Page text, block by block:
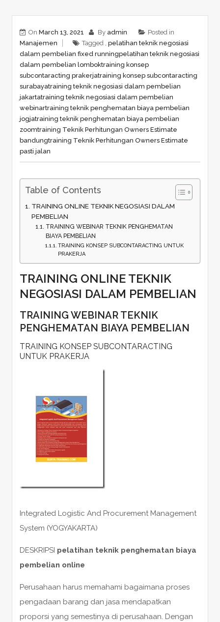
On March 13, 2021 By admin
Posted in
Manajemen
Tagged , pelatihan teknik negosiasi
dalam pembelian fixed runningpelatihan teknik negosiasi
dalam pembelian lomboktraining konsep
subcontaracting prakerjatraining konsep subcontaracting
surabayatraining teknik negosiasi dalam pembelian
jakartatraining teknik negosiasi dalam pembelian
webinartraining teknik penghematan biaya pembelian
jogjatraining teknik penghematan biaya pembelian
zoomtraining Teknik Perhitungan Owners Estimate
bandungtraining Teknik Perhitungan Owners Estimate
pasti jalan
Table of Contents
TRAINING ONLINE TEKNIK NEGOSIASI DALAM
PEMBELIAN
TRAINING WEBINAR TEKNIK PENGHEMATAN
BIAYA PEMBELIAN
TRAINING KONSEP SUBCONTARACTING UNTUK
PRAKERJA
TRAINING ONLINE TEKNIK
NEGOSIASI DALAM PEMBELIAN
TRAINING WEBINAR TEKNIK
PENGHEMATAN BIAYA PEMBELIAN
TRAINING KONSEP SUBCONTARACTING
UNTUK PRAKERJA
Integrated Logistic And Procurement Management
System (YOGYAKARTA)
DESKRIPSI pelatihan teknik penghematan biaya
pembelian online
Perusahaan harus memahami bagaimana proses
pengadaan barang dan jasa mendapatkan
proporsi yang semestinya di perusahaan. Dengan